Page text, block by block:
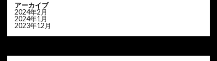
アーカイブ
2024年2月
2024年1月
2023年12月